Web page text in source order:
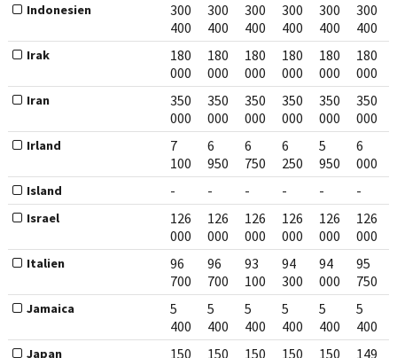
Indonesien
300
400
300
400
300
400
300
400
300
400
300
400
Irak
180
000
180
000
180
000
180
000
180
000
180
000
Iran
350
000
350
000
350
000
350
000
350
000
350
000
Irland
7
100
6
950
6
750
6
250
5
950
6
000
Island - - - - - -
Israel
126
000
126
000
126
000
126
000
126
000
126
000
Italien
96
700
96
700
93
100
94
300
94
000
95
750
Jamaica
5
400
5
400
5
400
5
400
5
400
5
400
Japan
150
150
150
150
150
149